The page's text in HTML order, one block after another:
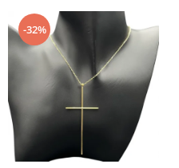
-32%